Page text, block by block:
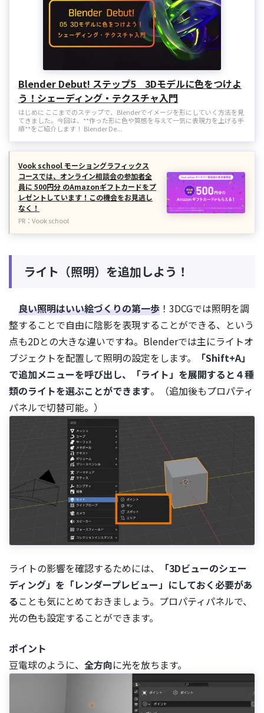
Blender Debut! ステップ5 3Dモデルに色をつけよ
う！シェーディング・テクスチャ入門
はじめに ここまでのステップで、Blenderでイメージを形にしていく方法を見
てきました。今回は、**作った形に色や質感を与えて一気に表現力を上げる手
順**をご紹介します！ Blender De...
Vook school モーショングラフィックス
コースでは、オンライン相談会の参加者全
員に 500円分 のAmazonギフトカードをプ
レゼントしています！この機会をお見逃し
なく！
PR：Vook school
ライト（照明）を追加しよう！
良い照明はいい絵づくりの第一歩 ！3DCGでは照明を調
整することで自由に陰影を表現することができる、という
点も2Dとの大きな違いですね。Blenderでは主にライトオ
ブジェクトを配置して照明の設定をします。
「Shift+A」
で追加メニューを呼び出し、「ライト」を展開すると４種
類のライトを選ぶことができます。（追加後もプロパティ
パネルで切替可能。）
ライトの影響を確認するためには、
「3Dビューのシェー
ディング」を「レンダープレビュー」にしておく必要があ
る ことも気にとめておきましょう。プロパティパネルで、
光の色も設定することができます。
ポイント
豆電球のように、 全方向に光を放ちます。